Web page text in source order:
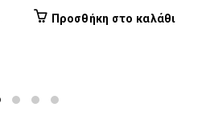
Προσθήκη στο καλάθι